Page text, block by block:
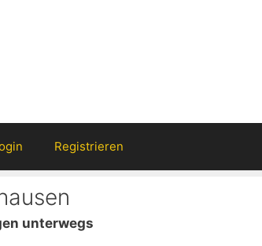
Registrieren
unterwegs